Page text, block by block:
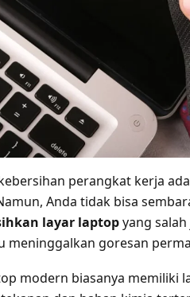
perangkat kerja
Anda tidak bisa
layar laptopyang
meninggalkan goresan
modern biasanya memiliki